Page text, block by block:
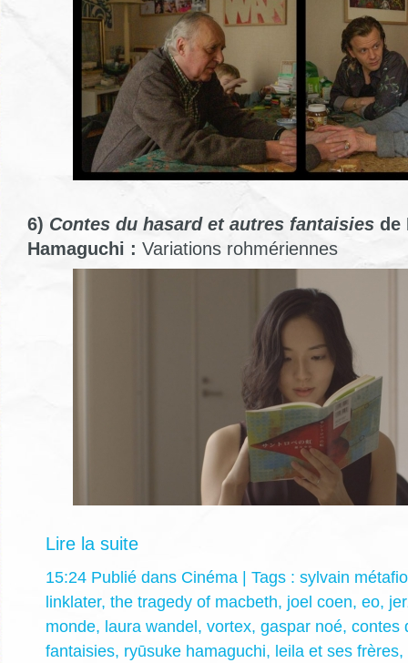
6) Contes du hasard et autres fantaisies de
Hamaguchi : Variations rohmériennes
Lire la suite
15:24 Publié dans Cinéma | Tags : sylvain
linklater, the tragedy of macbeth, joel coen, eo,
monde, laura wandel, vortex, gaspar noé, contes
fantaisies, ryūsuke hamaguchi, leila et ses frères,